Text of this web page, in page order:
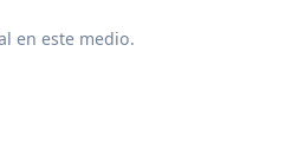
en este medio.